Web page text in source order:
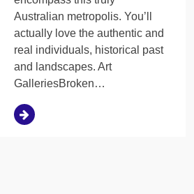
Australian metropolis. You’ll
actually love the authentic and
real individuals, historical past
and landscapes. Art
GalleriesBroken…